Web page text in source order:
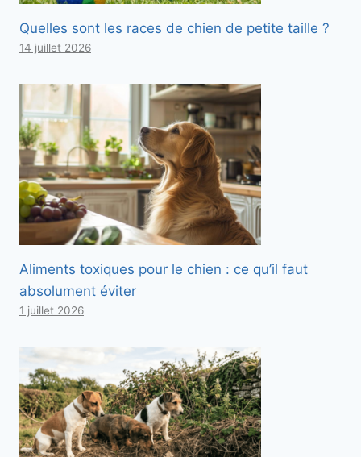
Quelles sont les races de chien de petite taille ?
14 juillet 2026
Aliments toxiques pour le chien : ce qu’il faut
absolument éviter
1 juillet 2026